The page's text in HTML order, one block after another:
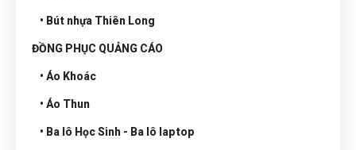
• Bút nhựa Thiên Long
ĐỒNG PHỤC QUẢNG CÁO
• Áo Khoác
• Áo Thun
• Ba lô Học Sinh - Ba lô laptop